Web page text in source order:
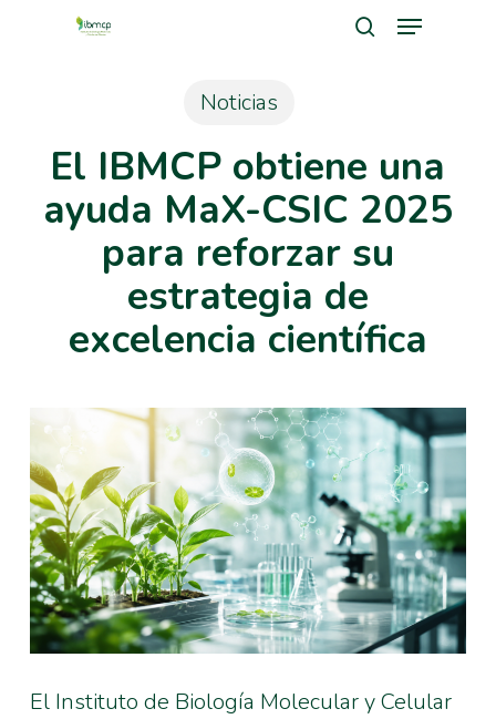
Menu
Noticias
El IBMCP obtiene una
ayuda MaX-CSIC 2025
para reforzar su
estrategia de
excelencia científica
El Instituto de Biología Molecular y Celular